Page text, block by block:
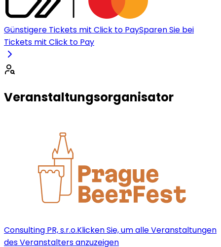
Günstigere Tickets mit Click to PaySparen Sie bei
Tickets mit Click to Pay
Veranstaltungsorganisator
Consulting PR, s.r.o.Klicken Sie, um alle Veranstaltungen
des Veranstalters anzuzeigen